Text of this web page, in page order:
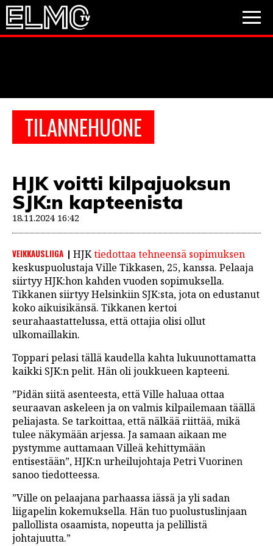
TILANNEHUONE
HJK voitti kilpajuoksun
SJK:n kapteenista
18.11.2024 16:42
VEIKKAUSLIIGA HJKtiedottaa tehneensä sopimuksen
keskuspuolustaja Ville Tikkasen, 25, kanssa. Pelaaja
siirtyy HJK:hon kahden vuoden sopimuksella.
Tikkanen siirtyy Helsinkiin SJK:sta, jota on edustanut
koko aikuisikänsä. Tikkanen kertoi
seurahaastattelussa, että ottajia olisi ollut
ulkomaillakin.
Toppari pelasi tällä kaudella kahta lukuunottamatta
kaikki SJK:n pelit. Hän oli joukkueen kapteeni.
”Pidän siitä asenteesta, että Ville haluaa ottaa
seuraavan askeleen ja on valmis kilpailemaan täällä
peliajasta. Se tarkoittaa, että nälkää riittää, mikä
tulee näkymään arjessa. Ja samaan aikaan me
pystymme auttamaan Villeä kehittymään
entisestään”, HJK:n urheilujohtaja Petri Vuorinen
sanoo tiedotteessa.
”Ville on pelaajana parhaassa iässä ja yli sadan
liigapelin kokemuksella. Hän tuo puolustuslinjaan
pallollista osaamista, nopeutta ja pelillistä
johtajuutta.”
PESÄPALLO
VIDEOT
JALKAPALLO
EM2021
Huuhkajat
Veikkausliiga
JÄÄKIEKKO
PESÄPALLO
F1
LINTU VAI KALA
46 DENTON ROAD
VIDEOT
PODCASTIT